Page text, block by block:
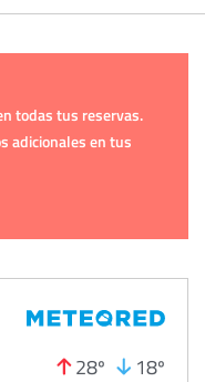
todas tus reservas.
adicionales en tus
28º 18º